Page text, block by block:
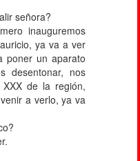
señora?
inauguremos
ya va a ver
poner un aparato
desentonar, nos
de la región,
a verlo, ya va